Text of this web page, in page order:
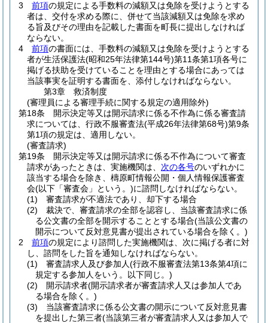
3
前項の規定による手数料の減額又は免除を受けようとする
者は、交付を求める際に、併せて当該減額又は免除を求め
る旨及びその理由を記載した書面を町長に提出しなければ
ならない。
4
前項の書面には、手数料の減額又は免除を受けようとする
者が生活保護法(昭和25年法律第144号)第11条第1項各号に
掲げる扶助を受けていることを理由とする場合にあっては
当該事実を証明する書面を、添付しなければならない。
第3章
救済制度
(審理員による審理手続に関する規定の適用除外)
第18条
開示決定等又は開示請求に係る不作為に係る審査請
求については、行政不服審査法(平成26年法律第68号)第9条
第1項の規定は、適用しない。
(審査請求)
第19条
開示決定等又は開示請求に係る不作為について審査
請求があったときは、実施機関は、 次の各号のいずれかに
該当する場合を除き、檮原町情報公開・個人情報保護審査
会(以下「審査会」という。)に諮問しなければならない。
(1)
審査請求が不適法であり、却下する場合
(2)
裁決で、審査請求の全部を認容し、当該審査請求に係
る公文書の全部を開示することとする場合(当該公文書の
開示について反対意見書が提出されている場合を除く。)
2
前項の規定により諮問した実施機関は、次に掲げる者に対
し、諮問をした旨を通知しなければならない。
(1)
審査請求人及び参加人(行政不服審査法第13条第4項に
規定する参加人をいう。以下同じ。)
(2)
開示請求者(開示請求者が審査請求人又は参加人であ
る場合を除く。)
(3)
当該審査請求に係る公文書の開示について反対意見書
を提出した第三者(当該第三者が審査請求人又は参加人で